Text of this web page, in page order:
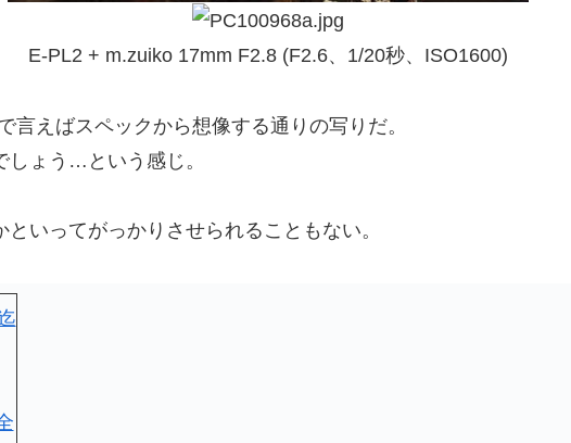
E-PL2 + m.zuiko 17mm F2.8 (F2.6、1/20秒、ISO1600)
言えばスペックから想像する通りの写りだ。
しょう…という感じ。
いってがっかりさせられることもない。